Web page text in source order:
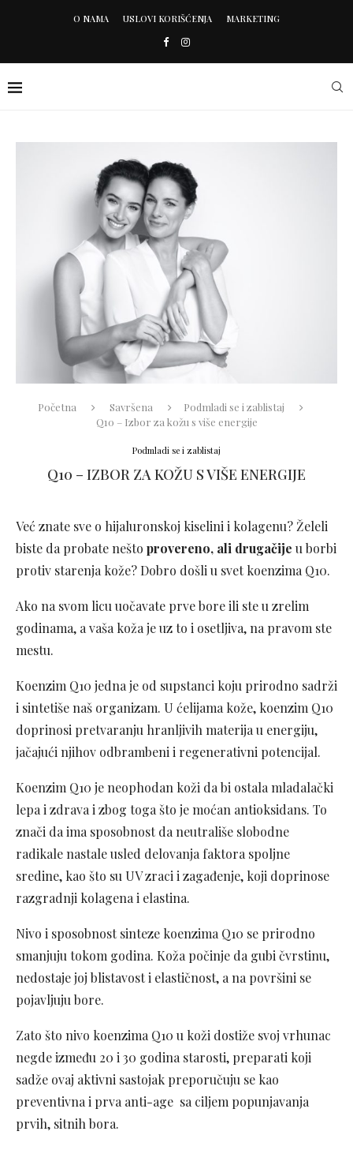
O NAMA USLOVI KORIŠĆENJA MARKETING
Početna Savršena
Podmladi se i zablistaj
Q10 – Izbor za kožu s više energije
Podmladi se i zablistaj
Q10 – IZBOR ZA KOŽU S VIŠE ENERGIJE
Već znate sve o hijaluronskoj kiselini i kolagenu? Želeli
biste da probate nešto provereno, ali drugačije u borbi
protiv starenja kože? Dobro došli u svet koenzima Q10.
Ako na svom licu uočavate prve bore ili ste u zrelim
godinama, a vaša koža je uz to i osetljiva, na pravom ste
mestu.
Koenzim Q10 jedna je od supstanci koju prirodno sadrži
i sintetiše naš organizam. U ćelijama kože, koenzim Q10
doprinosi pretvaranju hranljivih materija u energiju,
jačajući njihov odbrambeni i regenerativni potencijal.
Koenzim Q10 je neophodan koži da bi ostala mladalački
lepa i zdrava i zbog toga što je moćan antioksidans. To
znači da ima sposobnost da neutrališe slobodne
radikale nastale usled delovanja faktora spoljne
sredine, kao što su UV zraci i zagađenje, koji doprinose
razgradnji kolagena i elastina.
Nivo i sposobnost sinteze koenzima Q10 se prirodno
smanjuju tokom godina. Koža počinje da gubi čvrstinu,
nedostaje joj blistavost i elastičnost, a na površini se
pojavljuju bore.
Zato što nivo koenzima Q10 u koži dostiže svoj vrhunac
negde između 20 i 30 godina starosti, preparati koji
sadže ovaj aktivni sastojak preporučuju se kao
preventivna i prva anti-age sa ciljem popunjavanja
prvih, sitnih bora.